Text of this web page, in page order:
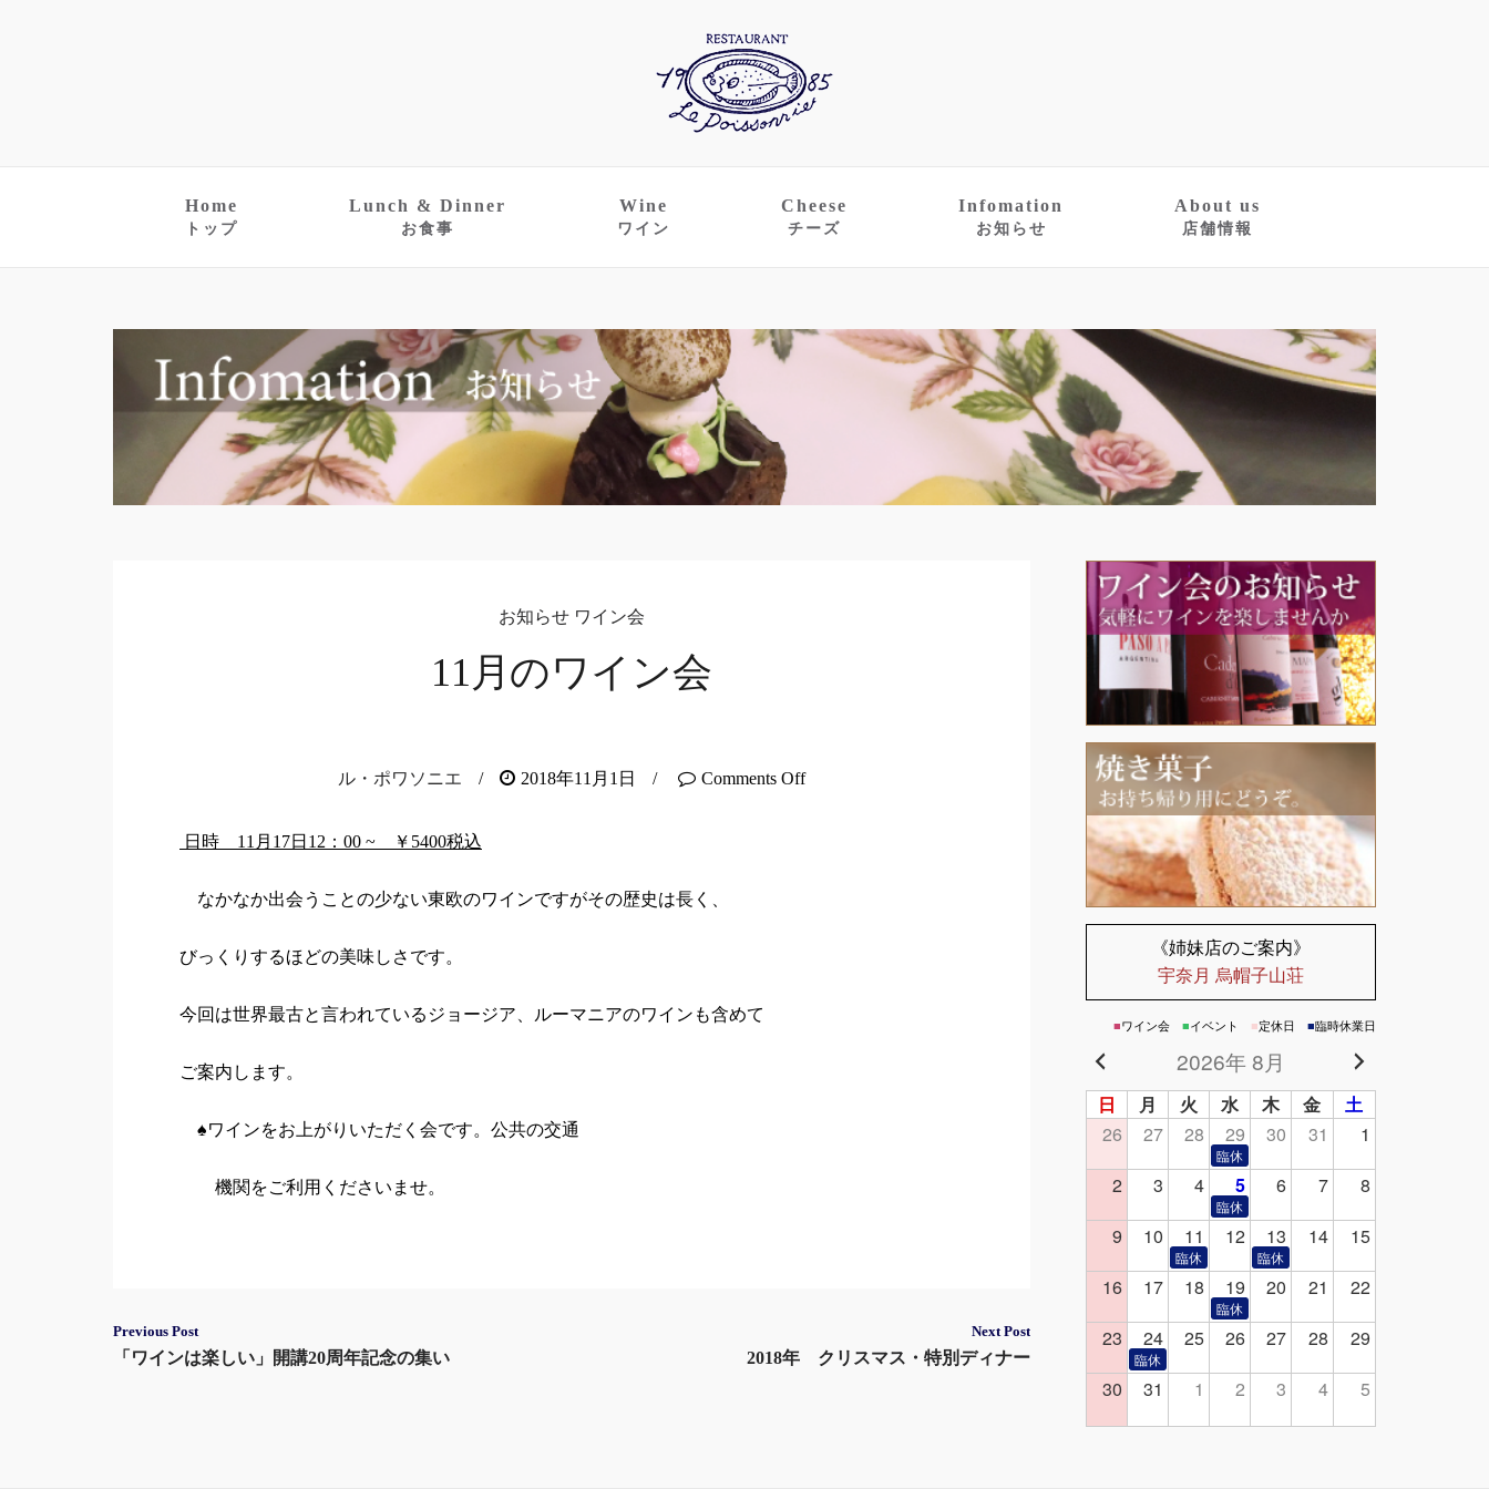
Home
トップ
Lunch & Dinner
お食事
Wine
ワイン
Cheese
チーズ
Infomation
お知らせ
About us
店舗情報
お知らせ ワイン会
11月のワイン会
ル・ポワソニエ / 2018年11月1日 / Comments Off
日時 11 月 17日 12 ： 00 ~ ￥ 5400税込
なかなか出会うことの少ない東欧のワインですがその歴史は長く、
びっくりするほどの美味しさです。
今回は世界最古と言われているジョージア、ルーマニアのワインも含めて
ご案内します。
♠ワインをお上がりいただく会です。公共の交通
機関をご利用くださいませ。
Post
Previous Post
「ワインは楽しい」開講20周年記念の集い
Next Post
2018年 クリスマス・特別ディナー
《姉妹店のご案内》
宇奈月 烏帽子山荘
■ワイン会 ■イベント ■定休日 ■臨時休業日
2026年 8月
日 月 火 水 木 金
土
26
27 28 29 30 31
1
2
3 4 5 6 7
8
9
10 11 12 13 14
15
16
17 18 19 20 21
22
23
24 25 26 27 28
29
30
31 1 2 3 4 5